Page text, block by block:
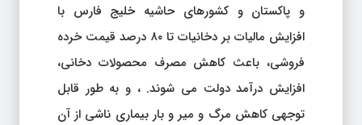
و پاکستان و کشورهای حاشیه خلیج فارس با
افزایش مالیات بر دخانیات تا ۸۰ درصد قیمت خرده
فروشی، باعث کاهش مصرف محصولات دخانی،
افزایش درآمد دولت می شوند. ، و به طور قابل
توجهی کاهش مرگ و میر و بار بیماری ناشی از آن